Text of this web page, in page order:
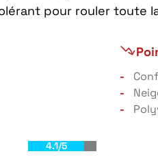
pour rouler toute
4.1/5